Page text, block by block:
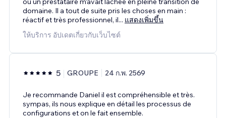
domaine. Il a tout de suite pris les choses en main :
réactif et très professionnel, il... แสดงเพิ่มขึ้น
ให้บริการ อัปเดตเกี่ยวกับเว็บไซต์
5 GROUPE 24 ก.พ. 2569
Je recommande Daniel il est compréhensible et très.
sympas, ils nous explique en détail les processus de
configurations et on le fait ensemble.